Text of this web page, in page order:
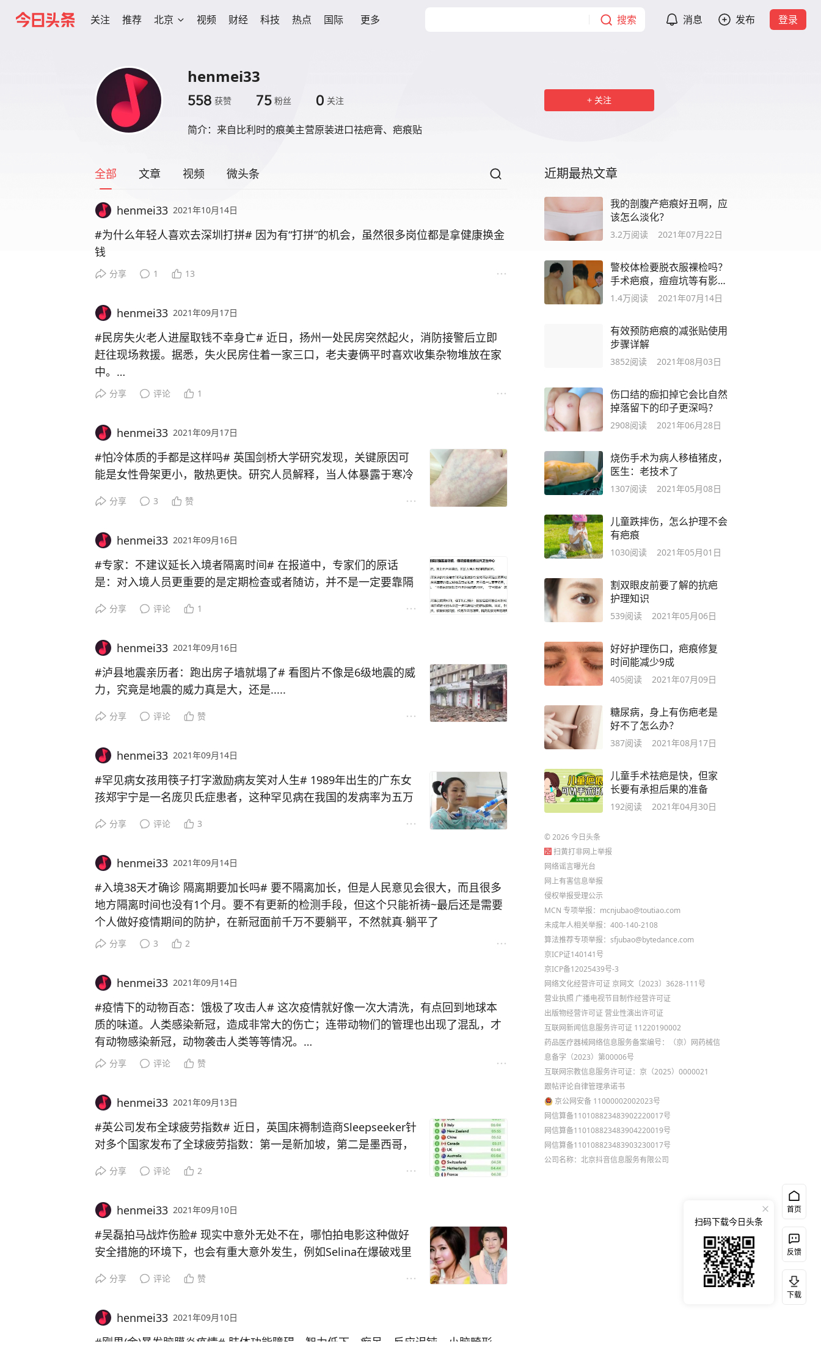
关注 推荐 北京 视频 财经 科技 热点 国际 更多 搜索 消息 发布 登录
henmei33
558 获赞 75 粉丝 0 关注
简介： 来自比利时的痕美主营原装进口祛疤膏、疤痕贴
关注
全部 文章 视频 微头条
henmei33 2021年10月14日
#为什么年轻人喜欢去深圳打拼# 因为有“打拼”的机会，虽然很多岗位都是拿健康换金
钱
分享 1 13
henmei33 2021年09月17日
#民房失火老人进屋取钱不幸身亡# 近日，扬州一处民房突然起火，消防接警后立即
赶往现场救援。据悉，失火民房住着一家三口，老夫妻俩平时喜欢收集杂物堆放在家
中。
男主人试图抢出家中的现金和银行卡，由于火势不断蔓延，未能及时出来，消防员将
1、起火原因是没有收拾好杂物，在高温天气又干燥的环境下容易起火
2、把钱都存进银行吧，银行卡是可以补办的
3、这种情况那怕不死，也容易造成全身烧伤5成以上，那怕有钱治疗也要辛苦躺床，
遇到火灾性命是第一位。
分享 评论 1
henmei33 2021年09月17日
#怕冷体质的手都是这样吗# 英国剑桥大学研究发现，关键原因可
能是女性骨架更小，散热更快。研究人员解释，当人体暴露于寒冷
血；尽管男女都会感到寒冷，但女性对温度的反应比男性更敏感，
这种皮肤无论什么季节受伤，疤痕也并不会显眼，因为没太多细胞
去填充。相对的，这种皮肤更容易受伤
分享 3 赞
henmei33 2021年09月16日
#专家：不建议延长入境者隔离时间# 在报道中，专家们的原话
是：对入境人员更重要的是定期检查或者随访，并不是一定要靠隔
8天，‘宁可错杀’这样的防控理念是不对的。”
方政府可能也会进一步完善现行的防疫措施。比如，针对疫情高流
行国家的入境人员，核酸检测次数、检测方法的调整，隔离观察周
期的调整等。
建议的理由呢？
知道传染谁，定期检查或随访只是对被隔离者的健康有意义，对防
最后的最后，又表示政府可能会调整核酸检查次数和隔离观察周
期，这就尴尬了
分享 评论 1
henmei33 2021年09月16日
#泸县地震亲历者：跑出房子墙就塌了# 看图片不像是6级地震的威
力，究竟是地震的威力真是大，还是.....
分享 评论 赞
henmei33 2021年09月14日
#罕见病女孩用筷子打字激励病友笑对人生# 1989年出生的广东女
孩郑宇宁是一名庞贝氏症患者，这种罕见病在我国的发病率为五万
这个女孩的庞贝氏症属于晚发，病症是逐渐的肌肉无力，特别是躯
性睡眠 早晨性头痛 白天嗜睡脊椎侧弯 下背疼痛 。
患病的都在坚持生活下去，身体健康的我们更要好好努力生活。
分享 评论 3
henmei33 2021年09月14日
#入境38天才确诊 隔离期要加长吗# 要不隔离加长，但是人民意见会很大，而且很多
地方隔离时间也没有1个月。要不有更新的检测手段，但这个只能祈祷~最后还是需要
个人做好疫情期间的防护，在新冠面前千万不要躺平，不然就真·躺平了
分享 3 2
henmei33 2021年09月14日
#疫情下的动物百态：饿极了攻击人# 这次疫情就好像一次大清洗，有点回到地球本
质的味道。人类感染新冠，造成非常大的伤亡；连带动物们的管理也出现了混乱，才
有动物感染新冠，动物袭击人类等等情况。
但不同国家的处理方针，令国与国，人与人之间的联系需要重新适应。例如海运费用
分享 评论 赞
henmei33 2021年09月13日
#英公司发布全球疲劳指数# 近日，英国床褥制造商Sleepseeker针
对多个国家发布了全球疲劳指数：第一是新加坡，第二是墨西哥，
排名
第二墨西哥：8小时
第三新加坡：7小时
中国第七：5小时52分钟
对的屏幕久了，少了出去，皮肤会更差噢~
分享 评论 2
henmei33 2021年09月10日
#吴磊拍马战炸伤脸# 现实中意外无处不在，哪怕拍电影这种做好
安全措施的环境下，也会有重大意外发生，例如Selina在爆破戏里
意外虽多，但知道怎么处理意外受伤，才更好地减少后遗症
分享 评论 赞
henmei33 2021年09月10日
#刚果(金)暴发脑膜炎疫情# 肢体功能障碍、智力低下、痴呆、反应迟钝、小脑畸形、
近期最热文章
我的剖腹产疤痕好丑啊，应
该怎么淡化？
3.2万阅读 2021年07月22日
警校体检要脱衣服裸检吗？
手术疤痕，痘痘坑等有影响
吗？
1.4万阅读 2021年07月14日
有效预防疤痕的减张贴使用
步骤详解
3852阅读 2021年08月03日
伤口结的痂扣掉它会比自然
掉落留下的印子更深吗？
2908阅读 2021年06月28日
烧伤手术为病人移植猪皮，
医生：老技术了
1307阅读 2021年05月08日
儿童跌摔伤，怎么护理不会
有疤痕
1030阅读 2021年05月01日
割双眼皮前要了解的抗疤
护理知识
539阅读 2021年05月06日
好好护理伤口，疤痕修复
时间能减少9成
405阅读 2021年07月09日
糖尿病，身上有伤疤老是
好不了怎么办？
387阅读 2021年08月17日
儿童手术祛疤是快，但家
长要有承担后果的准备
192阅读 2021年04月30日
©2026今日头条
扫黄打非网上举报
网络谣言曝光台
网上有害信息举报
侵权举报受理公示
MCN 专项举报：mcnjubao@toutiao.com
未成年人相关举报：400-140-2108
算法推荐专项举报：sfjubao@bytedance.com
京ICP证140141号
京ICP备12025439号-3
网络文化经营许可证 京网文〔2023〕3628-111号
营业执照 广播电视节目制作经营许可证
出版物经营许可证 营业性演出许可证
互联网新闻信息服务许可证 11220190002
药品医疗器械网络信息服务备案编号：（京）网药械信
息备字（2023）第00006号
互联网宗教信息服务许可证：京（2025）0000021
跟帖评论自律管理承诺书
京公网安备 11000002002023号
网信算备110108823483902220017号
网信算备110108823483904220019号
网信算备110108823483903230017号
公司名称：北京抖音信息服务有限公司
首页
反馈
下载
扫码下载今日头条